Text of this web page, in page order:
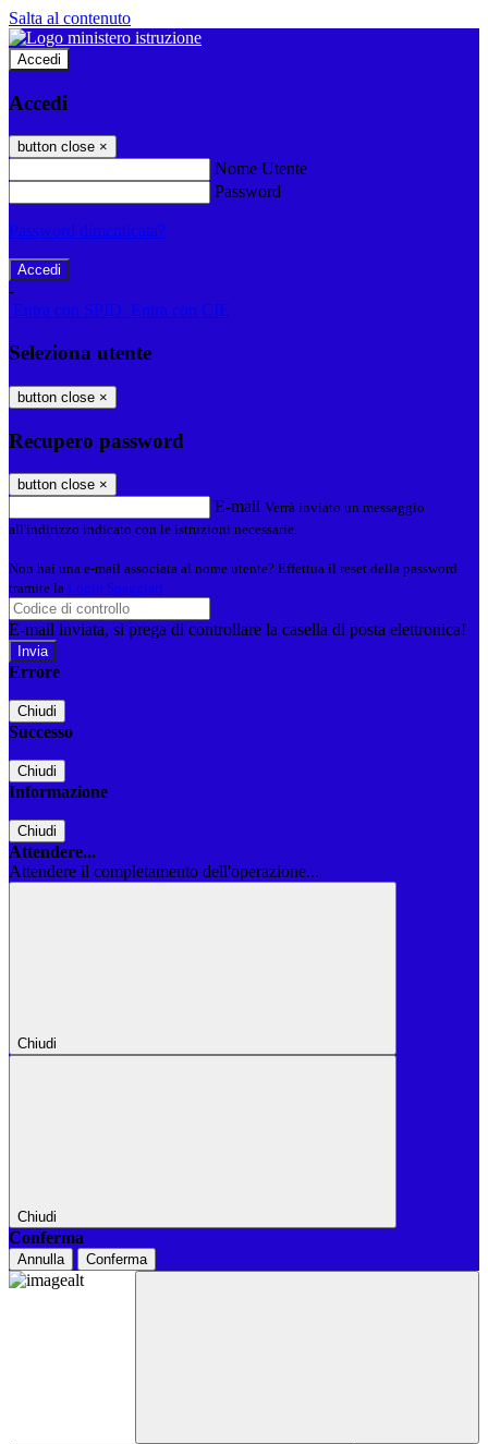
Salta al contenuto
Accedi
Accedi
button close ×
Nome Utente
Password
Password dimenticata?
-
Entra con SPID
Entra con CIE
Seleziona utente
button close ×
Recupero password
button close ×
E-mail Verrà inviato un messaggio
all'indirizzo indicato con le istruzioni necessarie.
Non hai una e-mail associata al nome utente? Effettua il reset della password
tramite la Login Spaggiari
E-mail inviata, si prega di controllare la casella di posta elettronica!
Errore
Chiudi
Successo
Chiudi
Informazione
Chiudi
Attendere...
Attendere il completamento dell'operazione...
Chiudi
Chiudi
Conferma
Annulla Conferma